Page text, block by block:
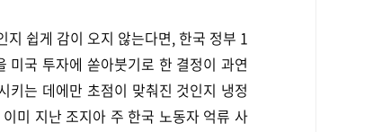
쉽게 감이 오지 않는다면, 한국 정부 1
미국 투자에 쏟아붓기로 한 결정이 과연
키는 데에만 초점이 맞춰진 것인지 냉정
미 지난 조지아 주 한국 노동자 억류 사